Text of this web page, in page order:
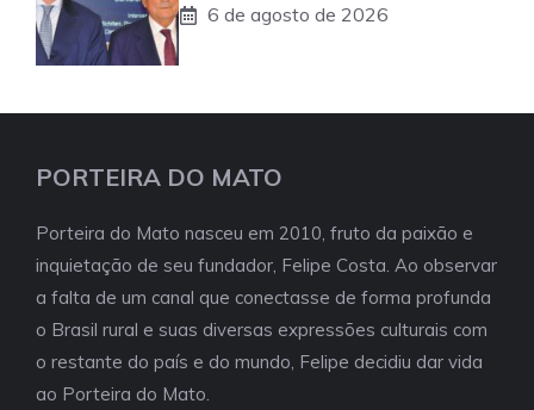
6 de agosto de 2026
PORTEIRA DO MATO
Porteira do Mato nasceu em 2010, fruto da paixão e
inquietação de seu fundador, Felipe Costa. Ao observar
a falta de um canal que conectasse de forma profunda
o Brasil rural e suas diversas expressões culturais com
o restante do país e do mundo, Felipe decidiu dar vida
ao Porteira do Mato.